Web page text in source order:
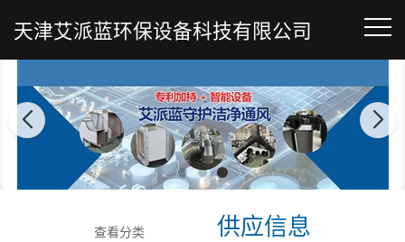
天津艾派蓝环保设备科技有限公司
查看分类 供应信息